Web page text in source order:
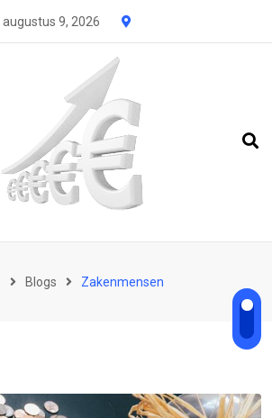
augustus 9, 2026
Blogs Zakenmensen